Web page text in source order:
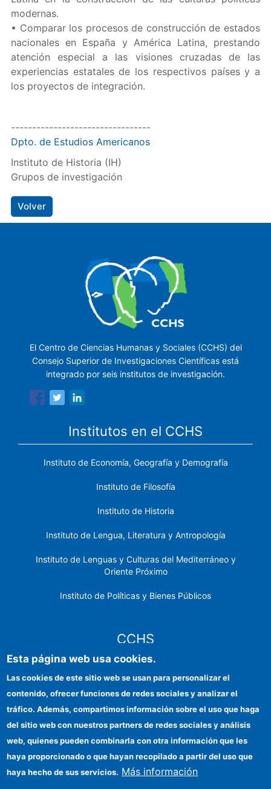
modernas.
• Comparar los procesos de construcción de estados
nacionales en España y América Latina, prestando
atención especial a las visiones cruzadas de las
experiencias estatales de los respectivos países y a
los proyectos de integración.
---------------------------------
Dpto. de Estudios Americanos
Instituto de Historia (IH)
Grupos de investigación
Volver
El Centro de Ciencias Humanas y Sociales (CCHS) del
Consejo Superior de Investigaciones Científicas está
integrado por seis institutos de investigación.
Institutos en el CCHS
Instituto de Economía, Geografía y Demografía
Instituto de Filosofía
Instituto de Historia
Instituto de Lengua, Literatura y Antropología
Instituto de Lenguas y Culturas del Mediterráneo y
Oriente Próximo
Instituto de Políticas y Bienes Públicos
CCHS
Identidad institucional
Ayudas FEDER
Organismos financiadores
Esta página web usa cookies.
Las cookies de este sitio web se usan para personalizar el
contenido, ofrecer funciones de redes sociales y analizar el
tráfico. Además, compartimos información sobre el uso que haga
del sitio web con nuestros partners de redes sociales y análisis
web, quienes pueden combinarla con otra información que les
haya proporcionado o que hayan recopilado a partir del uso que
haya hecho de sus servicios. Más información